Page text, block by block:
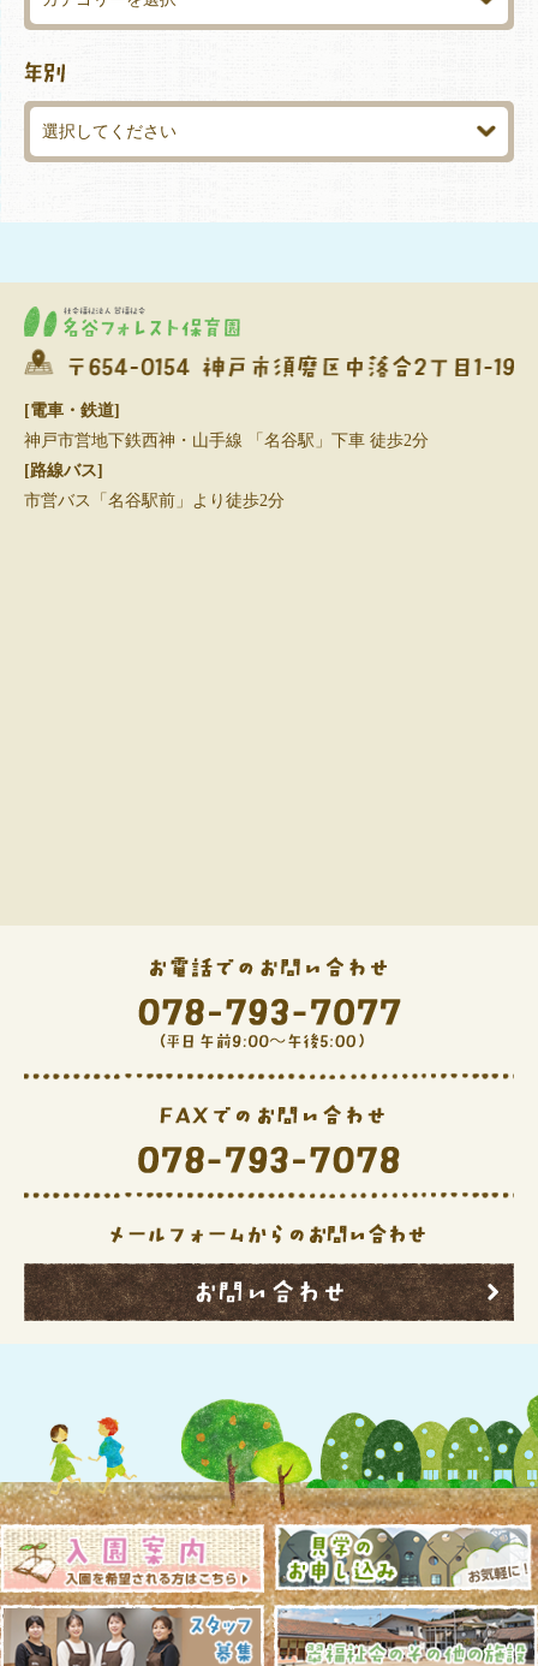
[電車・鉄道]
神戸市営地下鉄西神・山手線 「名谷駅」下車 徒歩2分
[路線バス]
市営バス「名谷駅前」より徒歩2分